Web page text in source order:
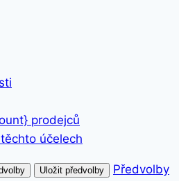
prodejců
účelech
Uložit předvolby Předvolby